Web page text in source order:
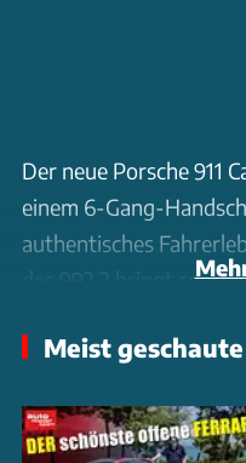
Der neue Porsche 911
einem 6-Gang-
authentisches
des 992.2 bringt
Sportabgasanlage und
stabiler. Der 394 PS
Meist